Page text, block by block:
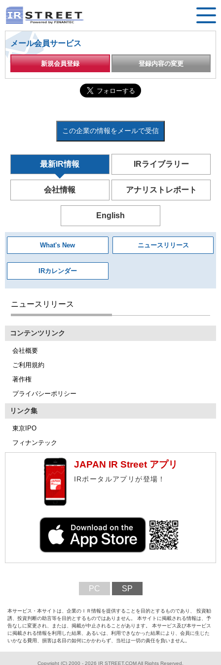
メール会員サービス
新規会員登録 登録内容の変更
この企業の情報をメールで受信
最新IR情報 IRライブラリー
会社情報 アナリストレポート
English
What's New ニュースリリース
IRカレンダー
ニュースリリース
コンテンツリンク
会社概要
ご利用規約
著作権
プライバシーポリシー
リンク集
東京IPO
フィナンテック
JAPAN IR Street アプリ
IRポータルアプリが登場！
PC SP
本サービス・本サイトは、企業のＩＲ情報を提供することを目的とするものであり、 投資勧
誘、投資判断の助言等を目的とするものではありません。 本サイトに掲載される情報は、予
告なしに変更され、または、掲載が中止されることがあります。 本サービス及び本サービス
に掲載される情報を利用した結果、あるいは、利用できなかった結果により、会員に生じた
いかなる費用、損害は名目の如何にかかわらず、当社は一切の責任を負いません。
Copyright (C) 2000 - 2026 IR STREET.COM All Rights Reserved.